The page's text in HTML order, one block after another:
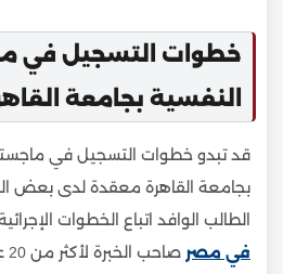
خطوات التسجيل في
النفسية بجامعة
قد تبدو خطوات التسجيل في
بجامعة القاهرة معقدة لدى بعض
الطالب الوافد اتباع الخطوات
في مصر